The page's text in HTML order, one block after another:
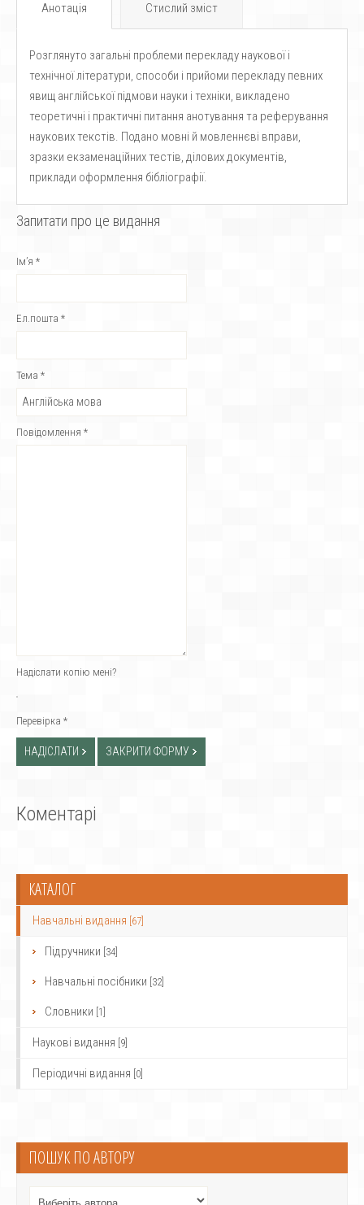
Анотація Стислий зміст
Розглянуто загальні проблеми перекладу наукової і
технічної літератури, способи і прийоми перекладу певних
явищ англійської підмови науки і техніки, викладено
теоретичні і практичні питання анотування та реферування
наукових текстів. Подано мовні й мовленнєві вправи,
зразки екзаменаційних тестів, ділових документів,
приклади оформлення бібліографії.
Запитати про це видання
Ім’я *
Ел.пошта *
Тема *
Повідомлення *
Надіслати копію мені?
Перевірка *
НАДІСЛАТИ ЗАКРИТИ ФОРМУ
Коментарі
КАТАЛОГ
Навчальні видання [67]
Підручники [34]
Навчальні посібники [32]
Словники [1]
Наукові видання [9]
Періодичні видання [0]
ПОШУК ПО АВТОРУ